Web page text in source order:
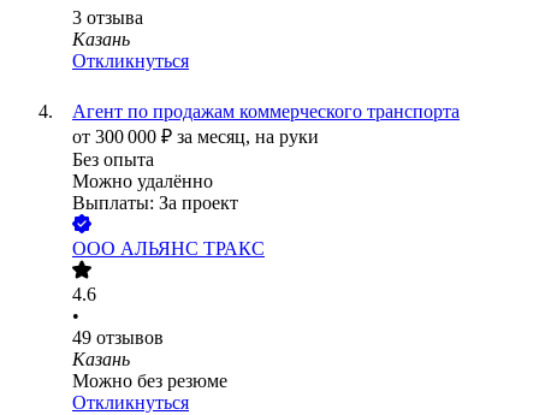
3 отзыва
Казань
Откликнуться
Агент по продажам коммерческого транспорта
от 300 000 ₽ за месяц, на руки
Без опыта
Можно удалённо
Выплаты: За проект
ООО АЛЬЯНС ТРАКС
4.6
•
49 отзывов
Казань
Можно без резюме
Откликнуться